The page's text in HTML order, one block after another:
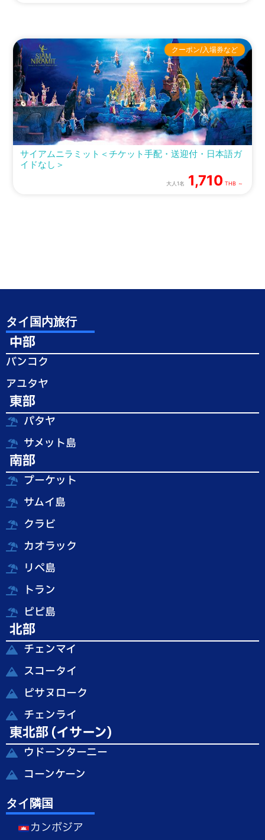
サイアムニラミット＜チケット手配・送迎付・日本語ガ
イドなし＞
クーポン/入場券など
大人1名 1,710 THB ～
タイ国内旅行
中部
バンコク
アユタヤ
東部
パタヤ
サメット島
南部
プーケット
サムイ島
クラビ
カオラック
リペ島
トラン
ピピ島
北部
チェンマイ
スコータイ
ピサヌローク
チェンライ
東北部 (イサーン)
ウドーンターニー
コーンケーン
タイ隣国
カンボジア